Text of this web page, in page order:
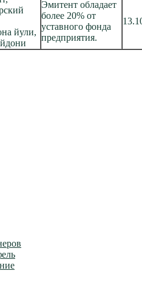
йули,
Эмитент обладает
более 20% от
уставного фонда
предприятия.